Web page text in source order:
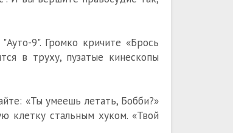
9". Громко кричите «Брось
в труху, пузатые кинескопы
«Ты умеешь летать, Бобби?»
клетку стальным хуком. «Твой